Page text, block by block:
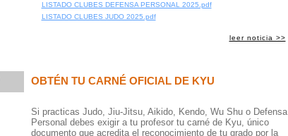
LISTADO CLUBES DEFENSA PERSONAL 2025.pdf
LISTADO CLUBES JUDO 2025.pdf
leer noticia >>
OBTÉN TU CARNÉ OFICIAL DE KYU
Si practicas Judo, Jiu-Jitsu, Aikido, Kendo, Wu Shu o Defensa
Personal debes exigir a tu profesor tu carné de Kyu, único
documento que acredita el reconocimiento de tu grado por la